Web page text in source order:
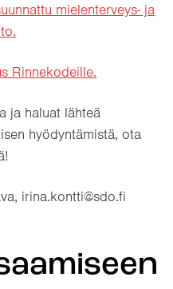
mielenterveys- ja
Rinnekodeille.
ja haluat lähteä
hyödyntämistä, ota
irina.kontti@sdo.fi